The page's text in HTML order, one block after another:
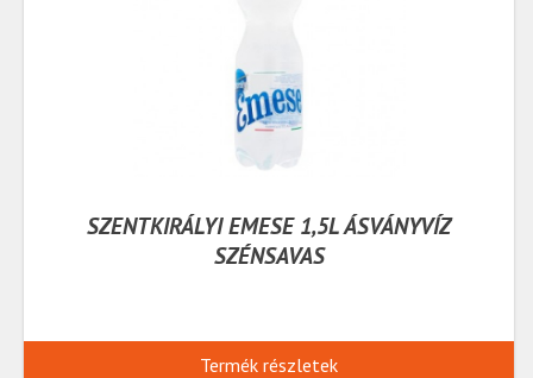
SZENTKIRÁLYI EMESE 1,5L ÁSVÁNYVÍZ
SZÉNSAVAS
Termék részletek